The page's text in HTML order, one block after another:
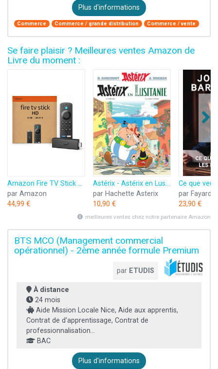
Plus d'informations
Commerce Commerce / grande distribution Commerce / vente
Se faire plaisir ? Meilleures ventes Amazon de
Livre du moment :
Amazon Fire TV Stick HD (Nouvelle génération) | TV gratuite et en direct, télécommande vocale Alexa, contrôle de la maison connectée, streaming HD
par Amazon
44,99 €
Astérix - Astérix en Lusitanie - n°41
par Hachette Asterix
10,90 €
par Fayard
23,90 €
meilleures ventes chez notre partenaire Amazon
BTS MCO (Management commercial
opérationnel) - 2ème année formule Premium
par ETUDIS
À distance
24 mois
Aide Mission Locale Nice, Aide aux apprentis,
Contrat de d'apprentissage, Contrat de
professionnalisation...
BAC
Plus d'informations